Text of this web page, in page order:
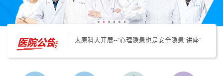
太原科大开展--“心理隐患也是安全隐患”讲座”
太原科大开展心理沙盘团体体验系列公益活动